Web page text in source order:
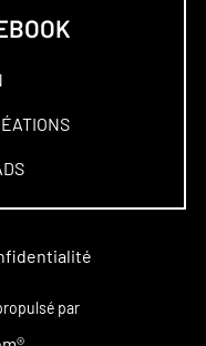
par